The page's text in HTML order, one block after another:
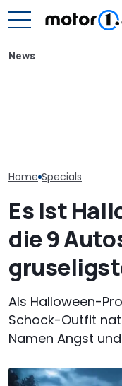
News
Home Specials
Es ist
die 9
Als Halloween-
Schock-Outfit
Namen Angst